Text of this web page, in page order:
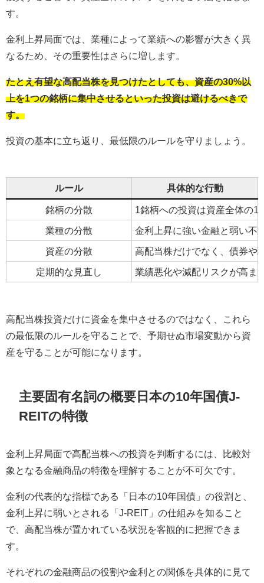
す。
金利上昇局面では、業種によって業績への影響が大きく異
なるため、その重要性はさらに増します。
たとえ有望な高配当株を見つけたとしても、資産の30%以
上を1つの銘柄に集中させるといった投資は避けるべきで
す。
投資の基本に立ち返り、最低限のルールを守りましょう。
ルール 具体的な行動
銘柄の分散 1銘柄への投資は資産全体の
業種の分散 金利上昇に強い金融と弱い不
資産の分散 高配当株だけでなく、債券や
定期的な見直し 業績悪化や減配リスクが高ま
高配当株投資だけに資金を集中させるのではなく、これら
の最低限のルールを守ることで、予期せぬ市場変動から資
産を守ることが可能になります。
主要固有名詞の概要日本の10年国債J-
REITの特徴
金利上昇局面で高配当株への投資を判断するには、比較対
象となる金融商品の特徴を理解することが不可欠です。
金利の代表的な指標である「日本の10年国債」の役割と、
金利上昇に弱いとされる「J-REIT」の仕組みを知ること
で、高配当株が置かれている状況を客観的に把握できま
す。
それぞれの金融商品の役割や金利との関係を具体的に見て